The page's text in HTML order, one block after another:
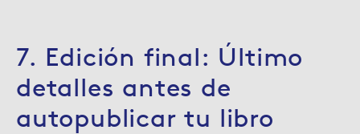
7. Edición final: Último
detalles antes de
autopublicar tu libro